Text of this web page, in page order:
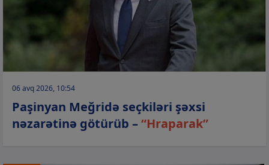
06 avq 2026, 10:54
Paşinyan Meğridə seçkiləri şəxsi
nəzarətinə götürüb –“Hraparak”